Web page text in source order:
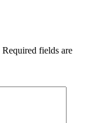
Required fields are